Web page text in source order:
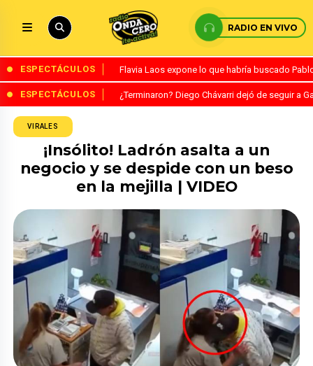
RADIO EN VIVO
ESPECTÁCULOS Flavia Laos expone lo que habría buscado
ESPECTÁCULOS ¿Terminaron? Diego Chávarri dejó de seguir a
VIRALES
¡Insólito! Ladrón asalta a un
negocio y se despide con un beso
en la mejilla | VIDEO